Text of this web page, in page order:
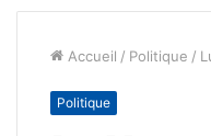
Accueil / Politique /
Politique